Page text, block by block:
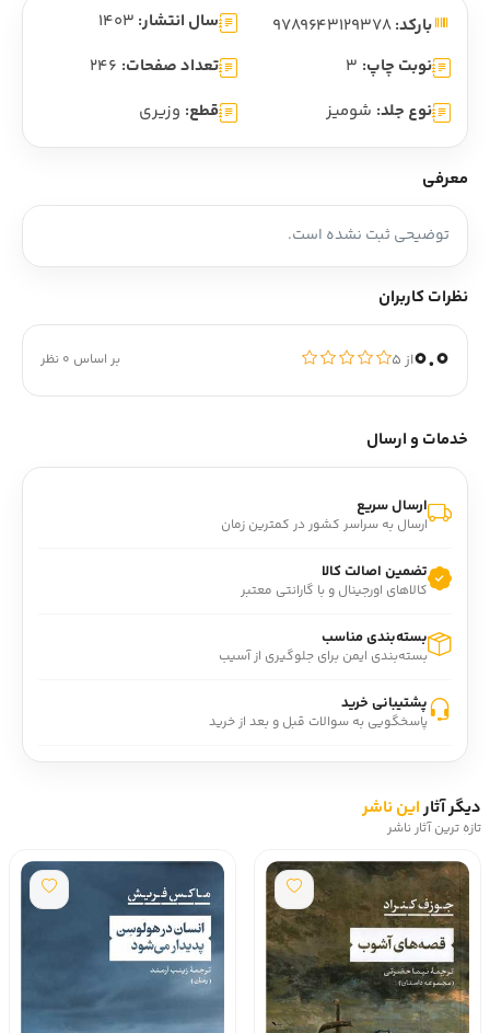
بارکد:9789643129378 سال انتشار: 1403
نوبت چاپ: 3 تعداد صفحات: 246
نوع جلد: شومیز قطع: وزیری
معرفی
توضیحی ثبت نشده است.
نظرات کاربران
0.0از ۵ بر اساس 0 نظر
خدمات و ارسال
ارسال سریع
ارسال به سراسر کشور در کمترین زمان
تضمین اصالت کالا
کالاهای اورجینال و با گارانتی معتبر
بسته‌بندی مناسب
بسته‌بندی ایمن برای جلوگیری از آسیب
پشتیبانی خرید
پاسخگویی به سوالات قبل و بعد از خرید
دیگر آثاراین ناشر
تازه ترین آثار ناشر